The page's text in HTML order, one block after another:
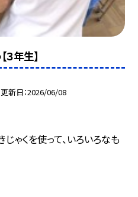
年生】
更新日 2026/06/08
ゃくを使って、いろいろなも